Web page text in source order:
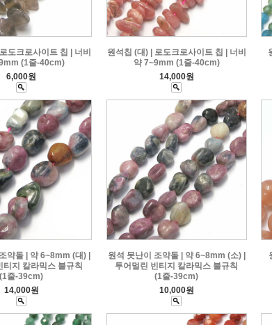
도크로사이트 칩 | 너비
(1줄-40cm)
6,000원
원석칩 (대) | 로도크로사이트 칩 | 너비
약 7~9mm (1줄-40cm)
14,000원
약돌 | 약 6~8mm (대) |
티지 칼라믹스 불규칙
(1줄-39cm)
14,000원
원석 못난이 조약돌 | 약 6~8mm (소) |
투어멀린 빈티지 칼라믹스 불규칙
(1줄-39cm)
10,000원